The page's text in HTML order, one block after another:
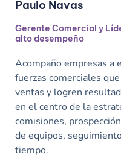
Paulo Navas
Gerente Comercial y
alto desempeño
Acompaño empresas a
fuerzas comerciales
ventas y logren
en el centro de la
comisiones,
de equipos,
tiempo.